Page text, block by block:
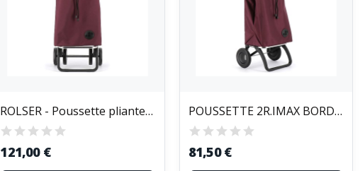
ROLSER - Poussette pliante 2+2r.Imax bordeaux
121,00 €
POUSSETTE 2R.IMAX BORDEAUX
81,50 €